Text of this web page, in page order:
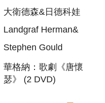
大衛德森&日德科娃
Landgraf Herman&
Stephen Gould
華格納：歌劇《唐懷
瑟》 (2 DVD)